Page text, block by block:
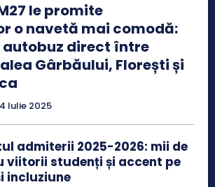
le promite
o navetă mai comodă:
autobuz direct între
Gârbăului, Florești și
Iulie 2025
admiterii 2025-2026: mii de
viitorii studenți și accent pe
incluziune